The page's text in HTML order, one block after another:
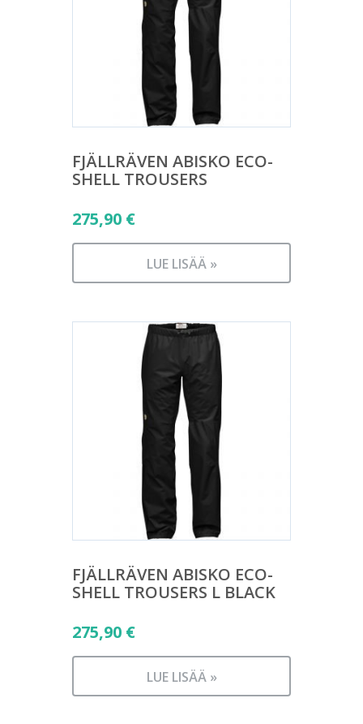
FJÄLLRÄVEN ABISKO ECO-
SHELL TROUSERS
275,90 €
LUE LISÄÄ »
FJÄLLRÄVEN ABISKO ECO-
SHELL TROUSERS L BLACK
275,90 €
LUE LISÄÄ »